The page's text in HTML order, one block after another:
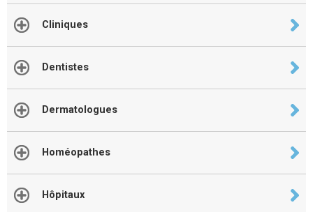
Cliniques
Dentistes
Dermatologues
Homéopathes
Hôpitaux